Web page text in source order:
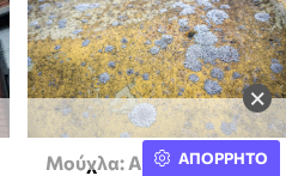
×
Μούχλα: ΑποτελείΑΠΟΡΡΗΤΟ